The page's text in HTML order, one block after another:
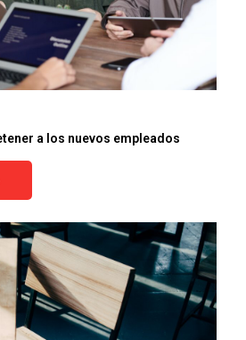
a los nuevos empleados